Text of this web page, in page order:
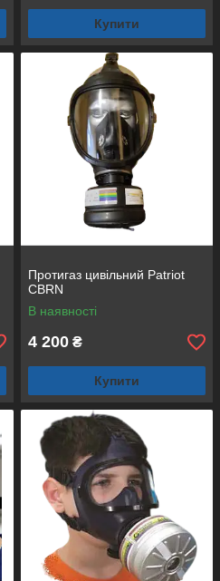
Купити
Протигаз цивільний Patriot
CBRN
В наявності
4 200 ₴
Купити